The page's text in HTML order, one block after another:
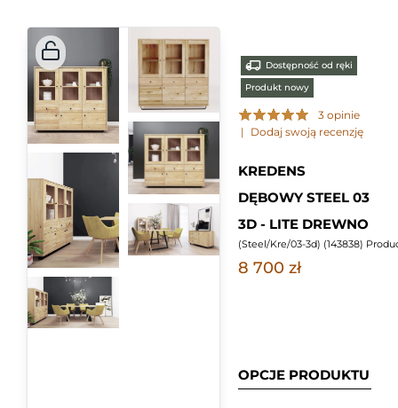
Dostępność od ręki
Produkt nowy
3 opinie
| Dodaj swoją recenzję
KREDENS
DĘBOWY STEEL 03
3D - LITE DREWNO
(Steel/Kre/03-3d) (143838)
8 700 zł
OPCJE PRODUKTU